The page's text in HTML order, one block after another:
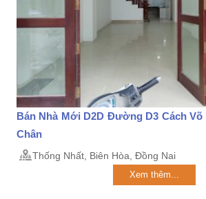
Bán Nhà Mới D2D Đường D3 Cách
Chân
Thống Nhất, Biên Hòa, Đồng Nai
Xem thêm...